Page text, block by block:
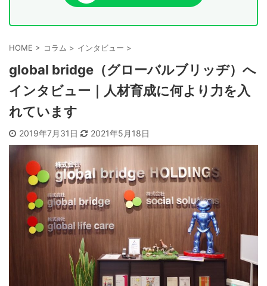
HOME > コラム > インタビュー >
global bridge（グローバルブリッヂ）へ
インタビュー｜人材育成に何より力を入
れています
2019年7月31日 2021年5月18日